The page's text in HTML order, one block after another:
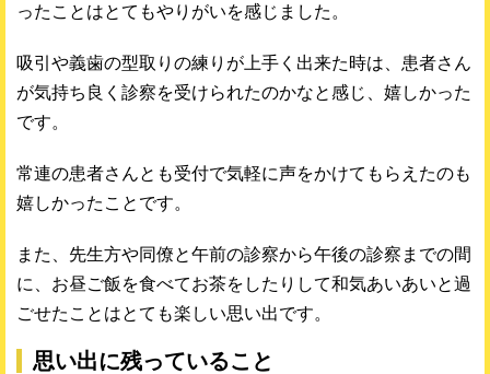
ったことはとてもやりがいを感じました。
吸引や義歯の型取りの練りが上手く出来た時は、患者さん
が気持ち良く診察を受けられたのかなと感じ、嬉しかった
です。
常連の患者さんとも受付で気軽に声をかけてもらえたのも
嬉しかったことです。
また、先生方や同僚と午前の診察から午後の診察までの間
に、お昼ご飯を食べてお茶をしたりして和気あいあいと過
ごせたことはとても楽しい思い出です。
思い出に残っていること